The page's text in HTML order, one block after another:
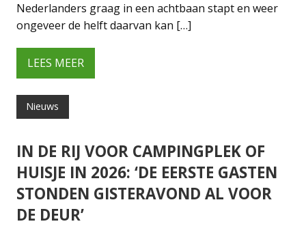
Nederlanders graag in een achtbaan stapt en weer
ongeveer de helft daarvan kan […]
LEES MEER
Nieuws
IN DE RIJ VOOR CAMPINGPLEK OF
HUISJE IN 2026: ‘DE EERSTE GASTEN
STONDEN GISTERAVOND AL VOOR
DE DEUR’